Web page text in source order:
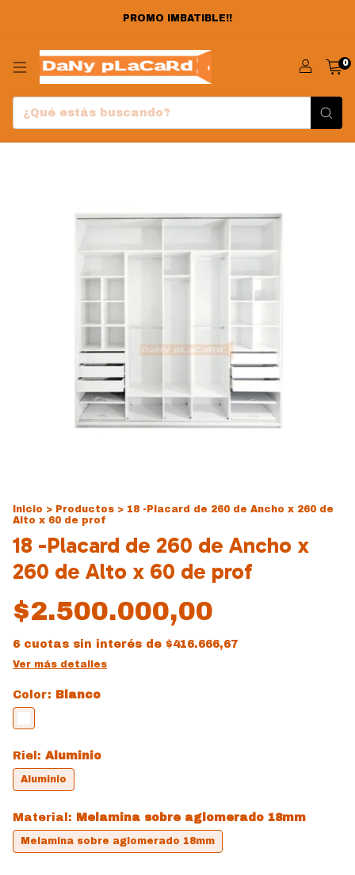
PROMO IMBATIBLE!!
0
Inicio > Productos > 18 -Placard de 260 de Ancho x 260 de
Alto x 60 de prof
18 -Placard de 260 de Ancho x
260 de Alto x 60 de prof
$2.500.000,00
6 cuotas sin interés de $416.666,67
Ver más detalles
Color: Blanco
Riel: Aluminio
Aluminio
Material: Melamina sobre aglomerado 18mm
Melamina sobre aglomerado 18mm